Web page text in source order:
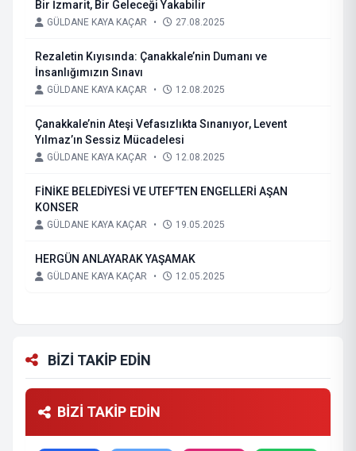
Bir İzmarit, Bir Geleceği Yakabilir
GÜLDANE KAYA KAÇAR • 27.08.2025
Rezaletin Kıyısında: Çanakkale’nin Dumanı ve
İnsanlığımızın Sınavı
GÜLDANE KAYA KAÇAR • 12.08.2025
Çanakkale’nin Ateşi Vefasızlıkta Sınanıyor, Levent
Yılmaz’ın Sessiz Mücadelesi
GÜLDANE KAYA KAÇAR • 12.08.2025
FİNİKE BELEDİYESİ VE UTEF'TEN ENGELLERİ AŞAN
KONSER
GÜLDANE KAYA KAÇAR • 19.05.2025
HERGÜN ANLAYARAK YAŞAMAK
GÜLDANE KAYA KAÇAR • 12.05.2025
BİZİ TAKİP EDİN
BİZİ TAKİP EDİN